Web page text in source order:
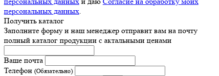
персональных данных.
Получить каталог
Заполните форму и наш менеджер отправит вам на почту
полный каталог продукции с актальными ценами
Ваше почта
Телефон (Обязательно)